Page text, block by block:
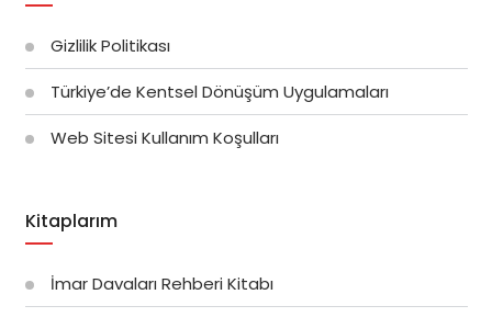
Gizlilik Politikası
Türkiye’de Kentsel Dönüşüm Uygulamaları
Web Sitesi Kullanım Koşulları
Kitaplarım
İmar Davaları Rehberi Kitabı